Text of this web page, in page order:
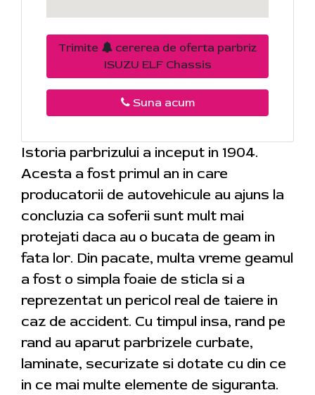
Trimite
cererea de oferta parbriz
ISUZU ELF Chassis
Suna acum
Istoria parbrizului a inceput in 1904.
Acesta a fost primul an in care
producatorii de autovehicule au ajuns la
concluzia ca soferii sunt mult mai
protejati daca au o bucata de geam in
fata lor. Din pacate, multa vreme geamul
a fost o simpla foaie de sticla si a
reprezentat un pericol real de taiere in
caz de accident. Cu timpul insa, rand pe
rand au aparut parbrizele curbate,
laminate, securizate si dotate cu din ce
in ce mai multe elemente de siguranta.